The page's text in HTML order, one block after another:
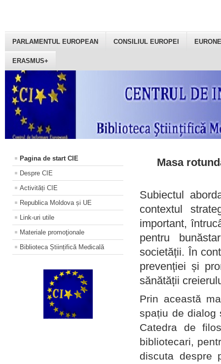
PARLAMENTUL EUROPEAN CONSILIUL EUROPEI
ERASMUS+
Pagina de start CIE
Despre CIE
Activități CIE
Republica Moldova și UE
Link-uri utile
Materiale promoţionale
Biblioteca Științifică Medicală
Masa
Subiectul
contextul
important,
pentru
societății. În
prevenției și
sănătății
Prin această
spațiu de dialog
Catedra de
bibliotecari,
discuta despre